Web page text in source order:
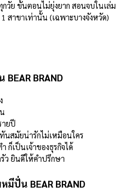
วัย ขั้นตอนไม่ยุ่งยาก สอนจบในเล่ม
สาขาเท่านั้น (เฉพาะบางจังหวัด)
BRAND
ายปี
สมัยน่ารักไม่เหมือนใคร
ก็เป็นเจ้าของธุรกิจได้
ว ยินดีให้คำปรึกษา
ปั่น BEAR BRAND